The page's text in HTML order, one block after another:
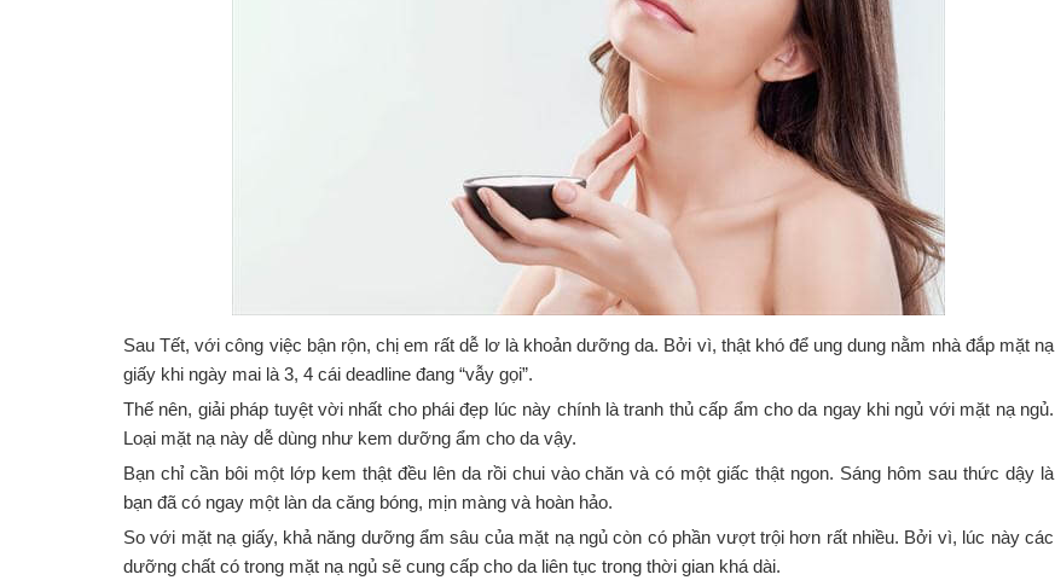
Sau Tết, với công việc bận rộn, chị em rất dễ lơ là khoản dưỡng da. Bởi vì, thật khó để ung dung nằm nhà đắp mặt nạ
giấy khi ngày mai là 3, 4 cái deadline đang “vẫy gọi”.
Thế nên, giải pháp tuyệt vời nhất cho phái đẹp lúc này chính là tranh thủ cấp ẩm cho da ngay khi ngủ với mặt nạ ngủ.
Loại mặt nạ này dễ dùng như kem dưỡng ẩm cho da vậy.
Bạn chỉ cần bôi một lớp kem thật đều lên da rồi chui vào chăn và có một giấc thật ngon. Sáng hôm sau thức dậy là
bạn đã có ngay một làn da căng bóng, mịn màng và hoàn hảo.
So với mặt nạ giấy, khả năng dưỡng ẩm sâu của mặt nạ ngủ còn có phần vượt trội hơn rất nhiều. Bởi vì, lúc này các
dưỡng chất có trong mặt nạ ngủ sẽ cung cấp cho da liên tục trong thời gian khá dài.